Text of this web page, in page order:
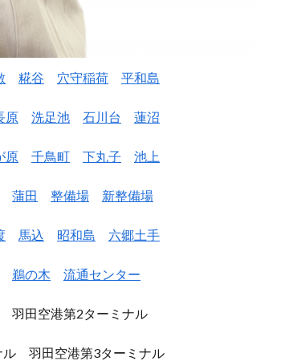
糀谷 穴守稲荷 平和島
原 洗足池 石川台 蓮沼
原 千鳥町 下丸子 池上
蒲田 整備場 新整備場
馬込 昭和島 六郷土手
鵜の木 流通センター
羽田空港第2ターミナル
ル 羽田空港第3ターミナル